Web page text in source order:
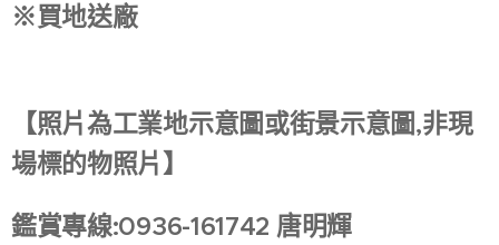
※買地送廠
【照片為工業地示意圖或街景示意圖,非現
場標的物照片】
鑑賞專線:0936-161742 唐明輝